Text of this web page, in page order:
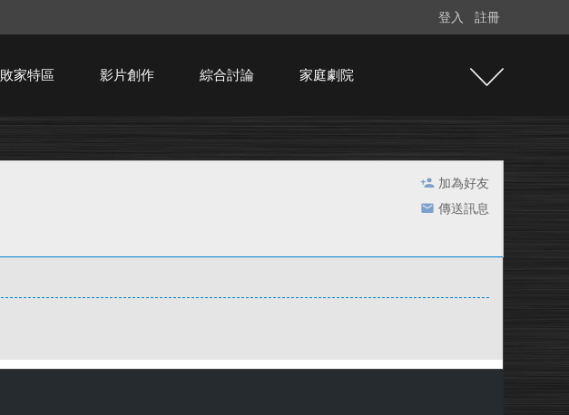
登入 註冊
敗家特區 影片創作 綜合討論 家庭劇院
加為好友
傳送訊息